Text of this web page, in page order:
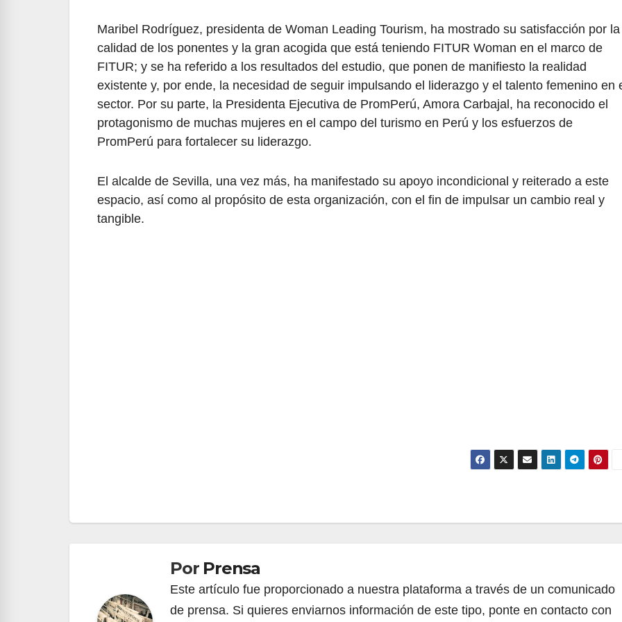
Maribel Rodríguez, presidenta de Woman Leading Tourism, ha mostrado su satisfacción por la
calidad de los ponentes y la gran acogida que está teniendo FITUR Woman en el marco de
FITUR; y se ha referido a los resultados del estudio, que ponen de manifiesto la realidad
existente y, por ende, la necesidad de seguir impulsando el liderazgo y el talento femenino en
sector. Por su parte, la Presidenta Ejecutiva de PromPerú, Amora Carbajal, ha reconocido el
protagonismo de muchas mujeres en el campo del turismo en Perú y los esfuerzos de
PromPerú para fortalecer su liderazgo.
El alcalde de Sevilla, una vez más, ha manifestado su apoyo incondicional y reiterado a este
espacio, así como al propósito de esta organización, con el fin de impulsar un cambio real y
tangible.
de
entradas
Por Prensa
Este artículo fue proporcionado a nuestra plataforma a través de un comunicado
de prensa. Si quieres enviarnos información de este tipo, ponte en contacto con